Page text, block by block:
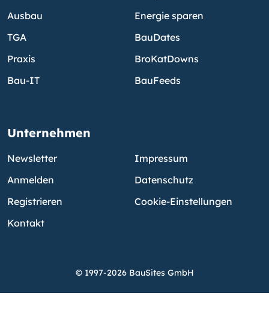
Ausbau
TGA
Praxis
Bau-IT
Energie sparen
BauDates
BroKatDowns
BauFeeds
Unternehmen
Newsletter
Anmelden
Registrieren
Kontakt
Impressum
Datenschutz
Cookie-Einstellungen
© 1997-2026 BauSites GmbH